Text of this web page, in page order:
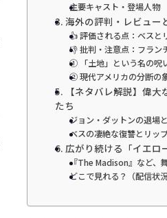
主要キャスト・登場人物
3. 海外の評判・レビュー
👍 評価される点：ベスと
👎 批判・注意点：フラン
① 「土地」という名の呪
② 現代アメリカの分断の
5. 【ネタバレ解説】偉大
たち
ジョン・ダットンの退場
ベスの凄絶な復讐とリッ
6. 広がり続ける「イエロ
『The Madison』など、
どこで見れる？（配信状況